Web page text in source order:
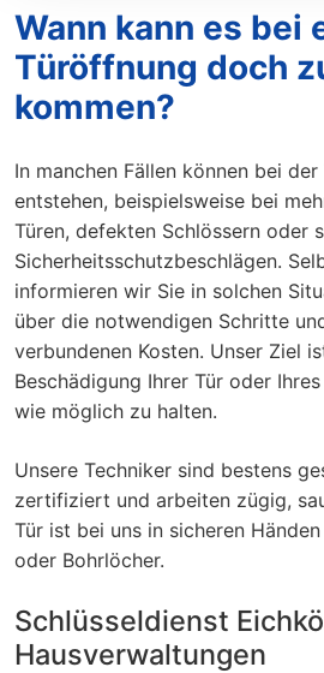
Wann kann es bei
Türöffnung doch
kommen?
In manchen Fällen können bei
entstehen, beispielsweise bei
Türen, defekten Schlössern oder
Sicherheitsschutzbeschlägen.
informieren wir Sie in solchen
über die notwendigen Schritte
verbundenen Kosten. Unser Ziel
Beschädigung Ihrer Tür oder
wie möglich zu halten.
Unsere Techniker sind bestens
zertifiziert und arbeiten zügig,
Tür ist bei uns in sicheren
oder Bohrlöcher.
Schlüsseldienst
Hausverwaltungen